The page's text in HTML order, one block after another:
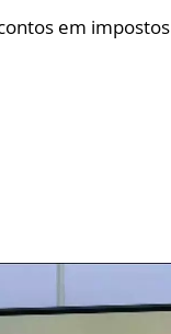
em impostos